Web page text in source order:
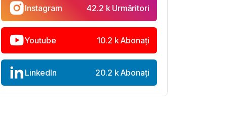
Instagram 42.2 k Urmăritori
Youtube 10.2 k Abonați
LinkedIn 20.2 k Abonați